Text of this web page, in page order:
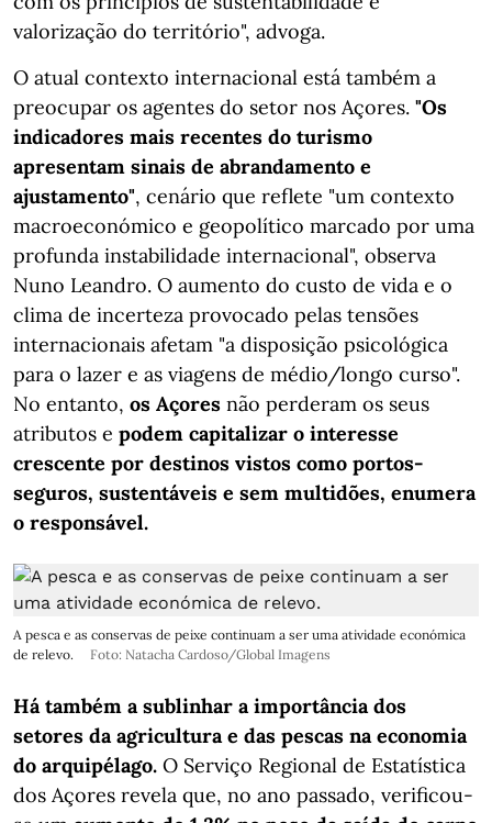
valorização do território", advoga.
O atual contexto internacional está também a
preocupar os agentes do setor nos Açores. "Os
indicadores mais recentes do turismo
apresentam sinais de abrandamento e
ajustamento", cenário que reflete "um contexto
macroeconómico e geopolítico marcado por uma
profunda instabilidade internacional", observa
Nuno Leandro. O aumento do custo de vida e o
clima de incerteza provocado pelas tensões
internacionais afetam "a disposição psicológica
para o lazer e as viagens de médio/longo curso".
No entanto, os Açores não perderam os seus
atributos e podem capitalizar o interesse
crescente por destinos vistos como portos-
seguros, sustentáveis e sem multidões, enumera
o responsável.
A pesca e as conservas de peixe continuam a ser uma atividade económica
de relevo.
Foto: Natacha Cardoso/Global Imagens
Há também a sublinhar a importância dos
setores da agricultura e das pescas na economia
do arquipélago. O Serviço Regional de Estatística
dos Açores revela que, no ano passado, verificou-